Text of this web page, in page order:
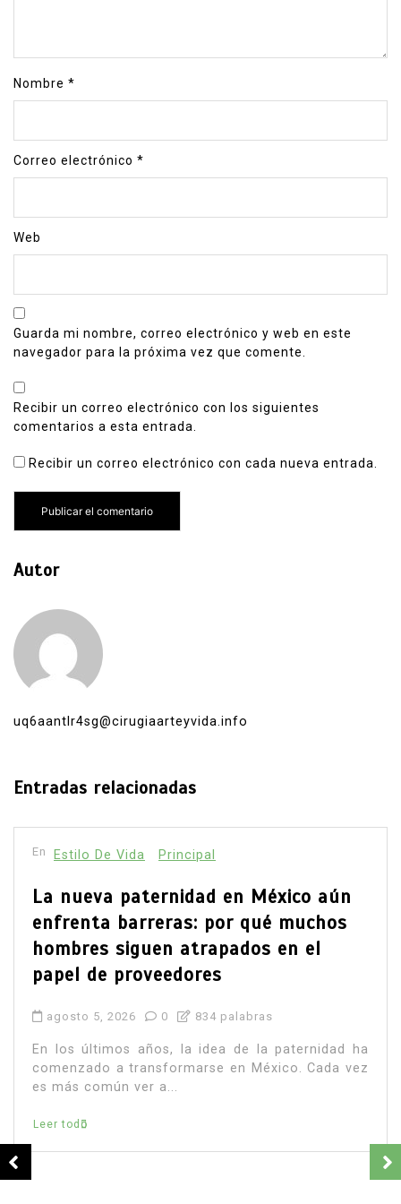
Nombre *
Correo electrónico *
Web
Guarda mi nombre, correo electrónico y web en este
navegador para la próxima vez que comente.
Recibir un correo electrónico con los siguientes
comentarios a esta entrada.
Recibir un correo electrónico con cada nueva entrada.
Autor
uq6aantlr4sg@cirugiaarteyvida.info
Entradas relacionadas
Principal